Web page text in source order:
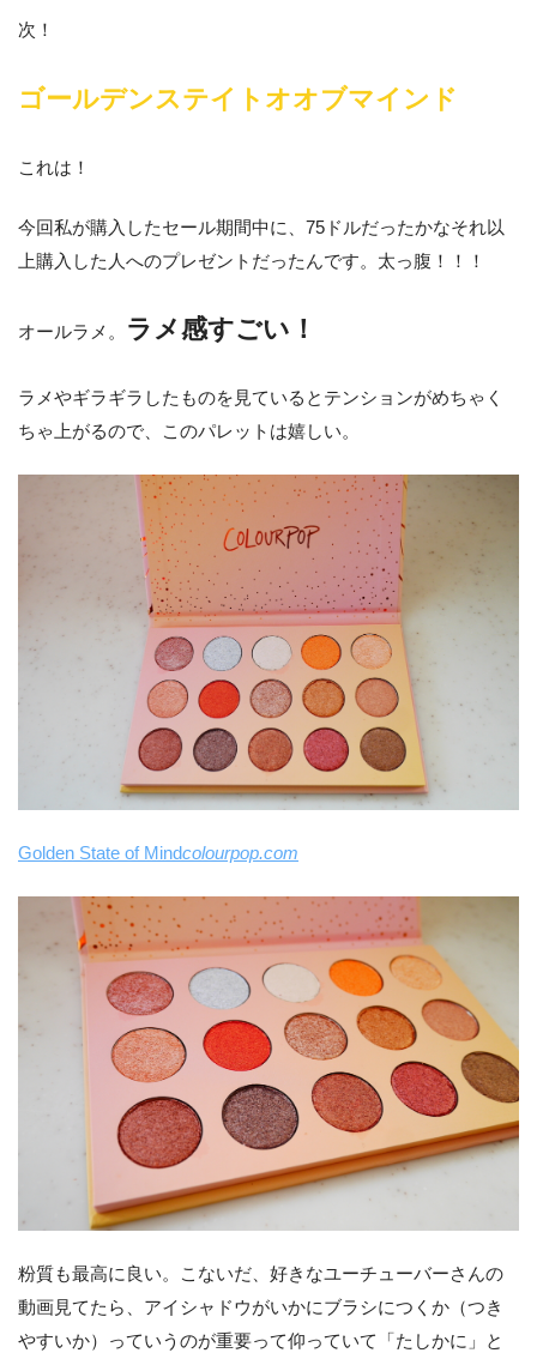
次！
ゴールデンステイトオオブマインド
これは！
今回私が購入したセール期間中に、75ドルだったかなそれ以
上購入した人へのプレゼントだったんです。太っ腹！！！
オールラメ。 ラメ感すごい！
ラメやギラギラしたものを見ているとテンションがめちゃく
ちゃ上がるので、このパレットは嬉しい。
Golden State of Mindcolourpop.com
粉質も最高に良い。こないだ、好きなユーチューバーさんの
動画見てたら、アイシャドウがいかにブラシにつくか（つき
やすいか）っていうのが重要って仰っていて「たしかに」と